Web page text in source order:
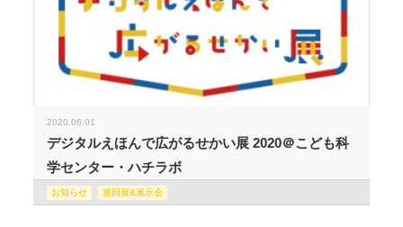
2020.06.01
デジタルえほんで広がるせかい展 2020＠こども科
学センター・ハチラボ
お知らせ 巡回展&展示会